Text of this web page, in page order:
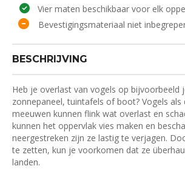
Vier maten beschikbaar voor elk
Bevestigingsmateriaal niet
BESCHRIJVING
Heb je overlast van vogels op bijvoorbeeld
zonnepaneel, tuintafels of boot? Vogels als
meeuwen kunnen flink wat overlast en
kunnen het oppervlak vies maken en
neergestreken zijn ze lastig te verjagen.
te zetten, kun je voorkomen dat ze
landen.